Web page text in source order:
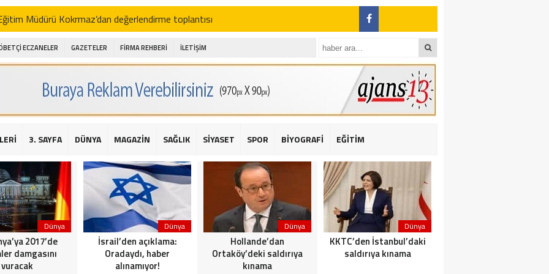
Müdürü Kokrmaz’dan değerlendirme toplantısı
Alibeyoğlu, Aile Destek Merkezini ziyaret etti
ıhlamur piyasalarda
şehitleri için bayraklı kayak gösterileri düzenlenecek
için yardım kermesi
2016 yılı değerlendirmesi
Sarıyer Çayırbaşı Cezayirli Hasan Paşa Camii’nde silahlı saldırı: 2 yaralı
Bahçeli’den Reina’ya düzenlenen terör saldırısına ilişkin açıklama
ECZANELER GAZETELER FİRMA REHBERİ İLETİŞİM
3. SAYFA DÜNYA MAGAZİN SAĞLIK SİYASET SPOR BİYOGRAFİ EĞİTİM
Dünya
2017’de
damgasını
vuracak
Dünya
İsrail’den açıklama:
Oradaydı, haber
alınamıyor!
Dünya
Hollande’dan
Ortaköy’deki saldırıya
kınama
Dünya
KKTC’den İstanbul’daki
saldırıya kınama